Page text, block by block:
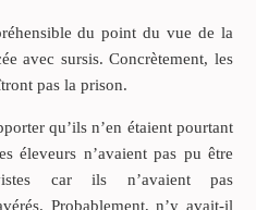
du point du vue de la
avec sursis. Concrètement, les
pas la prison.
qu’ils n’en étaient pourtant
éleveurs n’avaient pas pu être
car ils n’avaient pas
Probablement, n’y avait-il